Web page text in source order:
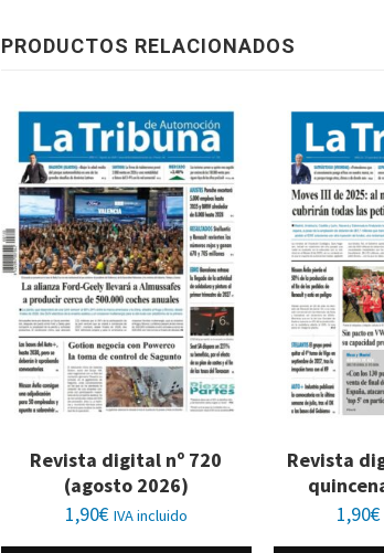
PRODUCTOS RELACIONADOS
Revista digital nº 720
(agosto 2026)
1,90€ IVA incluido
Revista
1,90€